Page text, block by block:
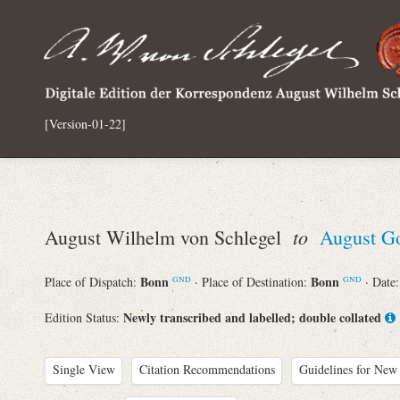
[Version-01-22]
August Wilhelm von Schlegel to August
Place of Dispatch: Bonn GND · Place of Destination:Bonn GND · Date:
Edition Status: Newly transcribed and labelled; double collated
Single View Citation Recommendations Guidelines for